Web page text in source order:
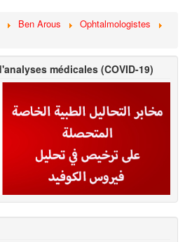
Ben Arous
Ophtalmologistes
médicales (COVID-19)